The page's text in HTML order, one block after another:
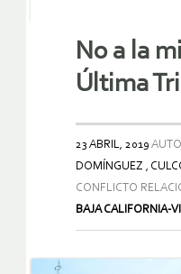
No a la
Última
23 ABRIL, 2019
DOMÍNGUEZ ,
CONFLICTO
BAJA CALIFORNIA-